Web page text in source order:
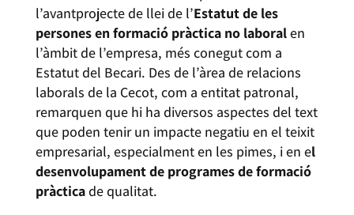
l’avantprojecte de llei de l’Estatut de les
persones en formació pràctica no laboralen
l’àmbit de l’empresa, més conegut com a
Estatut del Becari. Des de l’àrea de relacions
laborals de la Cecot, com a entitat patronal,
remarquen que hi ha diversos aspectes del text
que poden tenir un impacte negatiu en el teixit
empresarial, especialment en les pimes, i en el
desenvolupament de programes de formació
pràcticade qualitat.